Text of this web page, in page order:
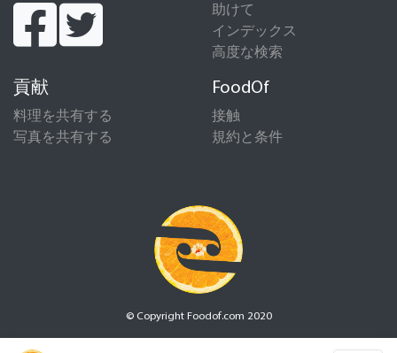
助けて
インデックス
高度な検索
貢献
料理を共有する
写真を共有する
FoodOf
接触
規約と条件
© Copyright Foodof.com 2020